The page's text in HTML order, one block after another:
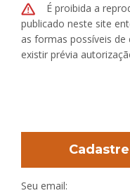
É proibida a
publicado neste site
as formas possíveis
existir prévia
Seu email: